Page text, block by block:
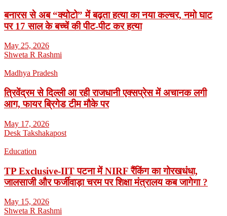
बनारस से अब “क्योटो” में बढ़ता हत्या का नया कल्चर, नमो घाट
पर 17 साल के बच्चें की पीट-पीट कर हत्या
May 25, 2026
Shweta R Rashmi
Madhya Pradesh
त्रिवेंद्रम से दिल्ली आ रही राजधानी एक्सप्रेस में अचानक लगी
आग, फायर ब्रिगेड टीम मौके पर
May 17, 2026
Desk Takshakapost
Education
TP Exclusive-IIT पटना में NIRF रैंकिंग का गोरखधंधा,
जालसाजी और फर्जीवाड़ा चरम पर शिक्षा मंत्रालय कब जागेगा ?
May 15, 2026
Shweta R Rashmi